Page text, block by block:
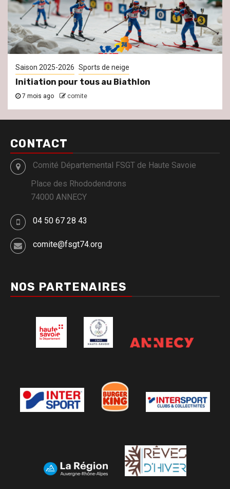
Saison 2025-2026 Sports de neige
Initiation pour tous au Biathlon
7 mois ago comite
CONTACT
Comité Départemental FSGT de Haute Savoie
Place des Rhododendrons
74000 ANNECY
04 50 67 28 43
comite@fsgt74.org
NOS PARTENAIRES